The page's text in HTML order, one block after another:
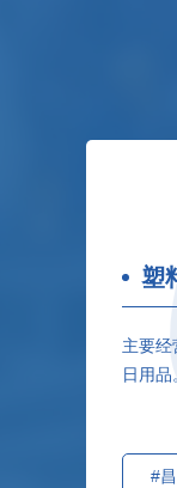
塑
主要经
日用品
#